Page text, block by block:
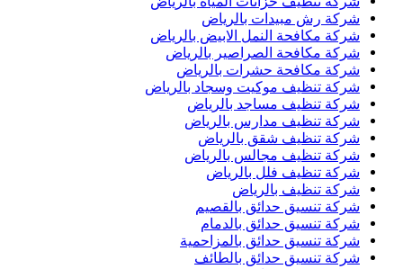
شركة رش مبيدات بالرياض
شركة مكافحة النمل الابيض بالرياض
شركة مكافحة الصراصير بالرياض
شركة مكافحة حشرات بالرياض
شركة تنظيف موكيت وسجاد بالرياض
شركة تنظيف مساجد بالرياض
شركة تنظيف مدارس بالرياض
شركة تنظيف شقق بالرياض
شركة تنظيف مجالس بالرياض
شركة تنظيف فلل بالرياض
شركة تنظيف بالرياض
شركة تنسيق حدائق بالقصيم
شركة تنسيق حدائق بالدمام
شركة تنسيق حدائق بالمزاحمية
شركة تنسيق حدائق بالطائف